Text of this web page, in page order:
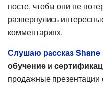
посте, чтобы они не
развернулись
комментариях.
Слушаю рассказ Shane
обучение и
продажные презентации